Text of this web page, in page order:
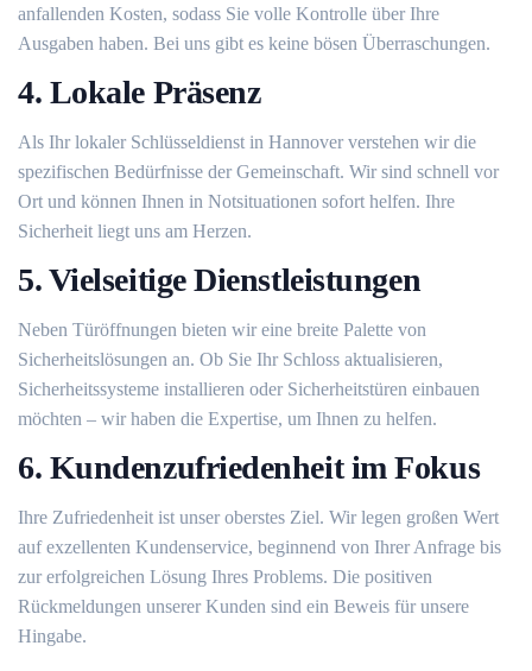
anfallenden Kosten, sodass Sie volle Kontrolle über Ihre
Ausgaben haben. Bei uns gibt es keine bösen Überraschungen.
4. Lokale Präsenz
Als Ihr lokaler Schlüsseldienst in Hannover verstehen wir die
spezifischen Bedürfnisse der Gemeinschaft. Wir sind schnell vor
Ort und können Ihnen in Notsituationen sofort helfen. Ihre
Sicherheit liegt uns am Herzen.
5. Vielseitige Dienstleistungen
Neben Türöffnungen bieten wir eine breite Palette von
Sicherheitslösungen an. Ob Sie Ihr Schloss aktualisieren,
Sicherheitssysteme installieren oder Sicherheitstüren einbauen
möchten – wir haben die Expertise, um Ihnen zu helfen.
6. Kundenzufriedenheit im Fokus
Ihre Zufriedenheit ist unser oberstes Ziel. Wir legen großen Wert
auf exzellenten Kundenservice, beginnend von Ihrer Anfrage bis
zur erfolgreichen Lösung Ihres Problems. Die positiven
Rückmeldungen unserer Kunden sind ein Beweis für unsere
Hingabe.